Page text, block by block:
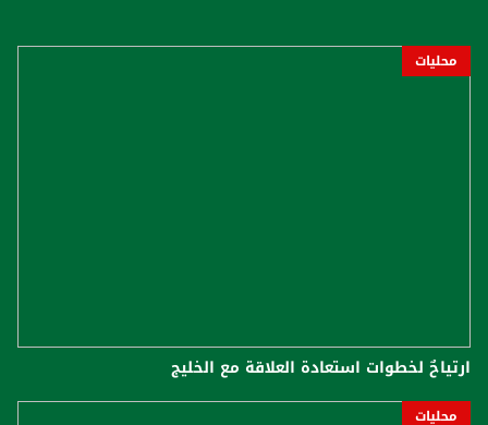
محليات
ارتياحٌ لخطوات استعادة العلاقة مع الخليج
محليات